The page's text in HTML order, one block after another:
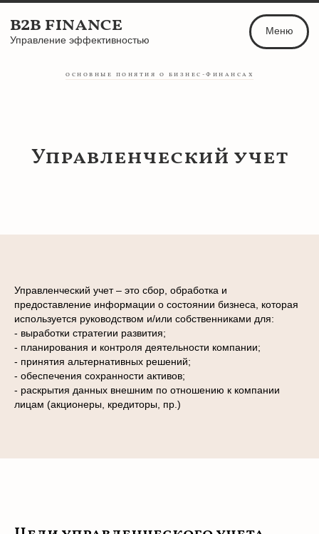
b2b finance
Управление эффективностью Магазин
ОСНОВНЫЕ ПОНЯТИЯ О БИЗНЕС-ФИНАНСАХ
Управленческий учет
Управленческий учет – это сбор, обработка и
предоставление информации о состоянии бизнеса, которая
используется руководством и/или собственниками для:
- выработки стратегии развития;
- планирования и контроля деятельности компании;
- принятия альтернативных решений;
- обеспечения сохранности активов;
- раскрытия данных внешним по отношению к компании
лицам (акционеры, кредиторы, пр.)